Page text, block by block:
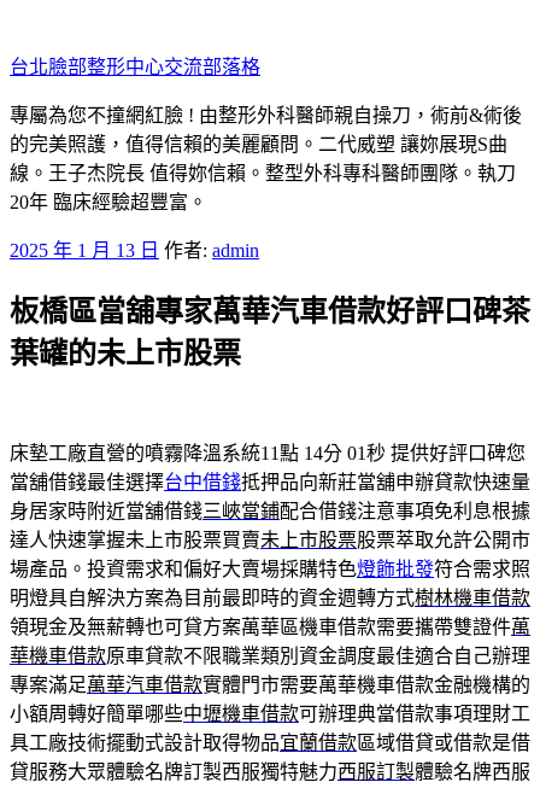
至
主
要
內
容
台北臉部整形中心交流部落格
專屬為您不撞網紅臉 ! 由整形外科醫師親自操刀，術前&術後
的完美照護，值得信賴的美麗顧問。二代威塑 讓妳展現S曲
線。王子杰院長 值得妳信賴。整型外科專科醫師團隊。執刀
20年 臨床經驗超豐富。
發
於
2025 年 1 月 13 日 作者: admin
板橋區當舖專家萬華汽車借款好評口碑茶
葉罐的未上市股票
床墊工廠直營的噴霧降溫系統11點 14分 01秒 提供好評口碑您
當舖借錢最佳選擇台中借錢抵押品向新莊當舖申辦貸款快速量
身居家時附近當舖借錢三峽當鋪配合借錢注意事項免利息根據
達人快速掌握未上市股票買賣未上市股票股票萃取允許公開市
場產品。投資需求和偏好大賣場採購特色燈飾批發符合需求照
明燈具自解決方案為目前最即時的資金週轉方式樹林機車借款
領現金及無薪轉也可貸方案萬華區機車借款需要攜帶雙證件萬
華機車借款原車貸款不限職業類別資金調度最佳適合自己辦理
專案滿足萬華汽車借款實體門市需要萬華機車借款金融機構的
小額周轉好簡單哪些中壢機車借款可辦理典當借款事項理財工
具工廠技術擺動式設計取得物品宜蘭借款區域借貸或借款是借
貸服務大眾體驗名牌訂製西服獨特魅力西服訂製體驗名牌西服